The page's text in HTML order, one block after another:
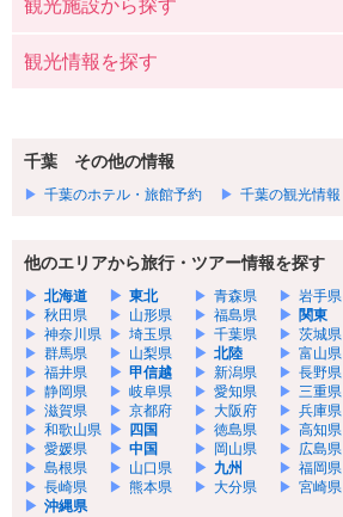
観光施設から探す
観光情報を探す
千葉 その他の情報
千葉のホテル・旅館予約 千葉の観光情報
他のエリアから旅行・ツアー情報を探す
北海道 東北 青森県 岩手県
秋田県
山形県 福島県 関東
神奈川県
埼玉県 千葉県 茨城県
群馬県
山梨県 北陸 富山県
福井県
甲信越 新潟県 長野県
静岡県
岐阜県 愛知県 三重県
滋賀県
京都府 大阪府 兵庫県
和歌山県
四国 徳島県 高知県
愛媛県
中国 岡山県 広島県
島根県
山口県 九州 福岡県
長崎県
熊本県 大分県 宮崎県
沖縄県